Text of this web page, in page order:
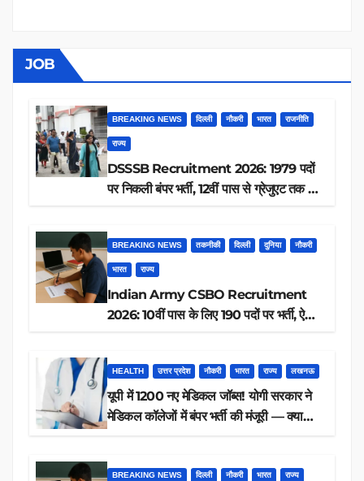
JOB
BREAKING NEWS दिल्ली नौकरी भारत राजनीति
राज्य
DSSSB Recruitment 2026: 1979 पदों
पर निकली बंपर भर्ती, 12वीं पास से ग्रेजुएट तक करें
BREAKING NEWS तकनीकी दिल्ली दुनिया नौकरी
भारत राज्य
Indian Army CSBO Recruitment
2026: 10वीं पास के लिए 190 पदों पर भर्ती, ऐसे
HEALTH उत्तर प्रदेश नौकरी भारत राज्य लखनऊ
यूपी में 1200 नए मेडिकल जॉब्स! योगी सरकार ने
मेडिकल कॉलेजों में बंपर भर्ती की मंजूरी — क्या
BREAKING NEWS दिल्ली नौकरी भारत राज्य